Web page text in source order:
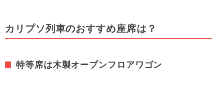
カリプソ列車のおすすめ座席は？
特等席は木製オープンフロアワゴン